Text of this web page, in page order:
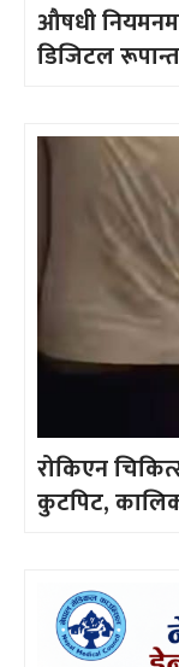
औषधी
डिजिटल
रोकिएन
कुटपिट,